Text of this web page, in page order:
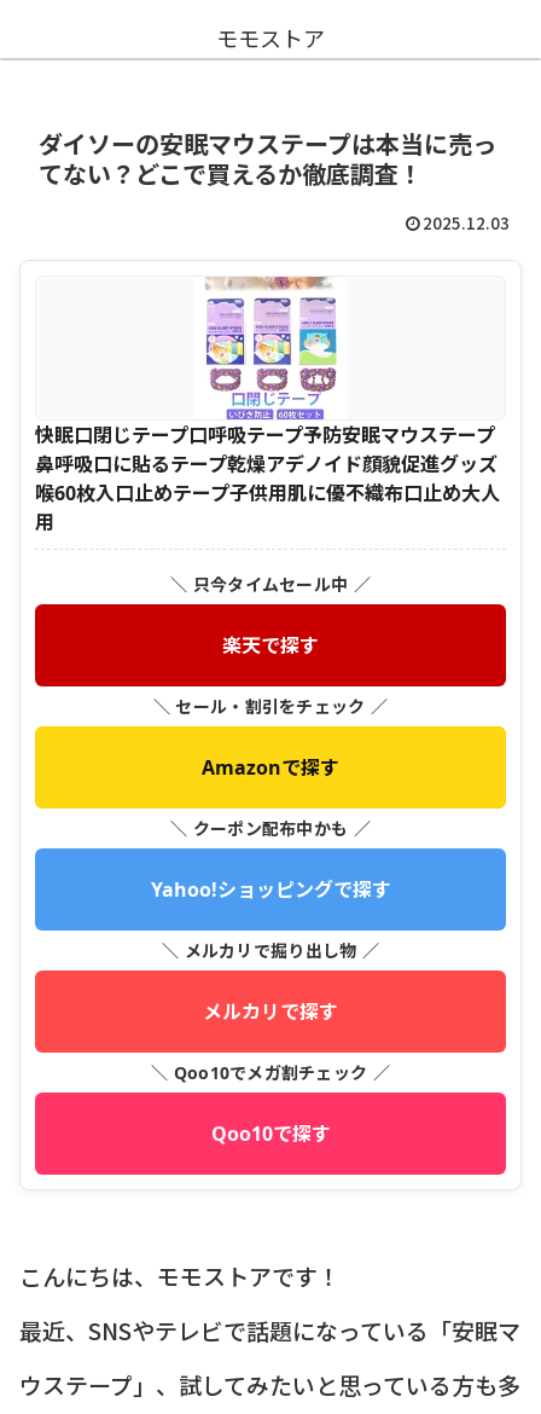
モモストア
ダイソーの安眠マウステープは本当に売っ
てない？どこで買えるか徹底調査！
2025.12.03
快眠口閉じテープ口呼吸テープ予防安眠マウステープ
鼻呼吸口に貼るテープ乾燥アデノイド顔貌促進グッズ
喉60枚入口止めテープ子供用肌に優不織布口止め大人
用
＼ 只今タイムセール中 ／
楽天で探す
＼ セール・割引をチェック ／
Amazonで探す
＼ クーポン配布中かも ／
Yahoo!ショッピングで探す
＼ メルカリで掘り出し物 ／
メルカリで探す
＼ Qoo10でメガ割チェック ／
Qoo10で探す
こんにちは、モモストアです！
最近、SNSやテレビで話題になっている「安眠マ
ウステープ」、試してみたいと思っている方も多